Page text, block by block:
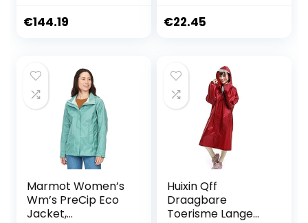
ademende
voor wandel- en
fietstochten (1-
Pack)
€144.19 €22.45
Marmot Women’s
Wm’s PreCip Eco
Jacket,
Huixin Qff
Draagbare
Toerisme Lange